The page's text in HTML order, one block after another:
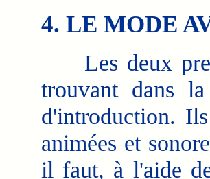
4. LE MODE
Les deux
trouvant dans
d'introduction.
animées et
il faut, à l'aide